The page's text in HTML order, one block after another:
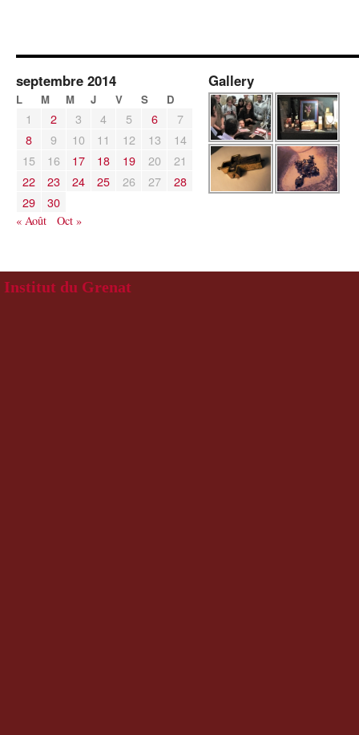
septembre 2014
L M M J V S D
1 2 3 4 5 6
7
8
9 10 11 12 13
14
15
16 17 18 19 20
21
22
23 24 25 26 27
28
29
30
« Août Oct »
Gallery
Institut du Grenat